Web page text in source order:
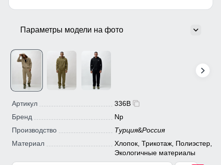
Параметры модели на фото
Артикул
336B
Бренд
Np
Производство
Турция&Россия
Материал
Хлопок, Трикотаж, Полиэстер,
Экологичные материалы